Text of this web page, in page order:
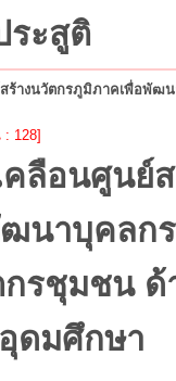
ระสูติ
ร้างนวัตกรภูมิภาคเพื่อพัฒ
128]
ลือนศูนย์
นาบุคลกร
กรชุมชน ด้
ดมศึกษา